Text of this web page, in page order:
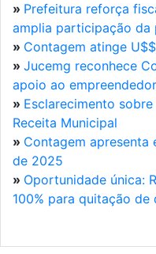
» Prefeitura reforça
amplia participação da
» Contagem atinge
» Jucemg reconhece
apoio ao empreendedor
» Esclarecimento
Receita Municipal
» Contagem apresenta
de 2025
» Oportunidade única:
100% para quitação de